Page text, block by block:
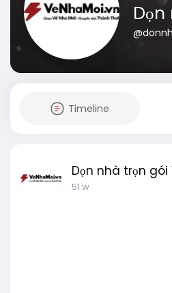
Timeline
Dọn nhà trọn gói
51 w